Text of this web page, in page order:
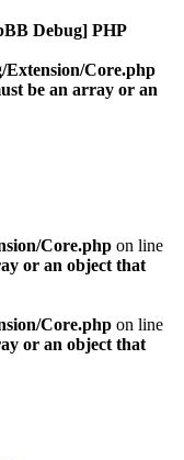
Debug] PHP
Core.php
be an array or an
Core.php on line
or an object that
Core.php on line
or an object that